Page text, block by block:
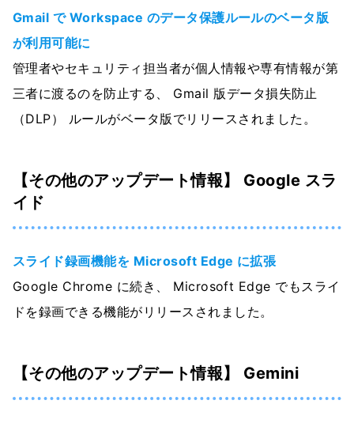
Gmail で Workspace のデータ保護ルールのベータ版
が利用可能に
管理者やセキュリティ担当者が個人情報や専有情報が第
三者に渡るのを防止する、 Gmail 版データ損失防止
（DLP） ルールがベータ版でリリースされました。
【その他のアップデート情報】 Google スラ
イド
スライド録画機能を Microsoft Edge に拡張
Google Chrome に続き、 Microsoft Edge でもスライ
ドを録画できる機能がリリースされました。
【その他のアップデート情報】 Gemini